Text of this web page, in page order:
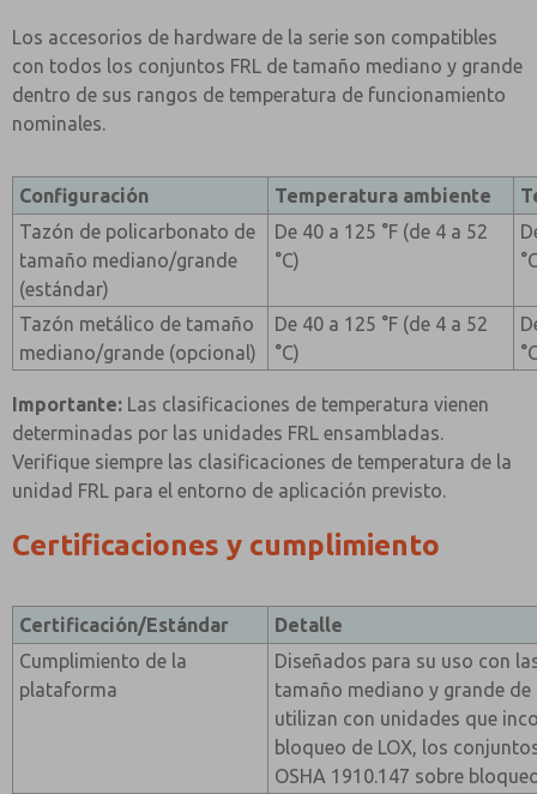
Los accesorios de hardware de la serie son compatibles
con todos los conjuntos FRL de tamaño mediano y grande
dentro de sus rangos de temperatura de funcionamiento
nominales.
Configuración Temperatura ambiente
Tazón de policarbonato de
tamaño mediano/grande
(estándar)
De 40 a 125 °F (de 4 a 52
°C)
Tazón metálico de tamaño
mediano/grande (opcional)
De 40 a 125 °F (de 4 a 52
°C)
Importante: Las clasificaciones de temperatura vienen
determinadas por las unidades FRL ensambladas.
Verifique siempre las clasificaciones de temperatura de la
unidad FRL para el entorno de aplicación previsto.
Certificaciones y cumplimiento
Certificación/Estándar
Detalle
Cumplimiento de la
plataforma
Diseñados para su uso con
tamaño mediano y grande de
utilizan con unidades que
bloqueo de LOX, los
OSHA 1910.147 sobre